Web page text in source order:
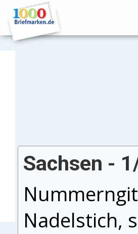
Sachsen -
Nadelstich,